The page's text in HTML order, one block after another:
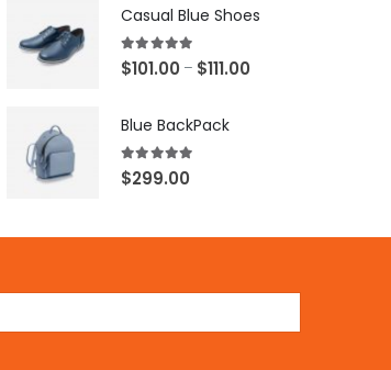
Casual Blue Shoes
5.00 out of 5
$101.00 – $111.00
Blue BackPack
5.00out of 5
$299.00